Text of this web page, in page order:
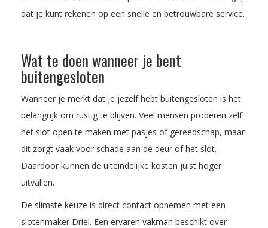
dat je kunt rekenen op een snelle en betrouwbare service.
Wat te doen wanneer je bent
buitengesloten
Wanneer je merkt dat je jezelf hebt buitengesloten is het
belangrijk om rustig te blijven. Veel mensen proberen zelf
het slot open te maken met pasjes of gereedschap, maar
dit zorgt vaak voor schade aan de deur of het slot.
Daardoor kunnen de uiteindelijke kosten juist hoger
uitvallen.
De slimste keuze is direct contact opnemen met een
slotenmaker Driel. Een ervaren vakman beschikt over